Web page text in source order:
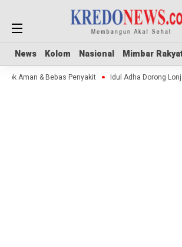
News Kolom Nasional Mimbar
News Kolom Nasional Mimbar
Aman & Bebas Penyakit Idul Adha Dorong